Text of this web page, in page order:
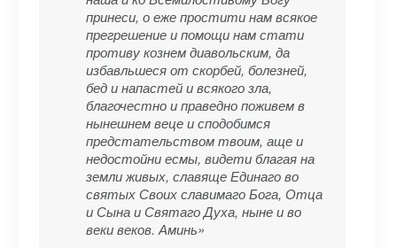
принеси, о еже простити нам всякое
прегрешение и помощи нам стати
противу кознем диавольским, да
избавльшеся от скорбей, болезней,
бед и напастей и всякого зла,
благочестно и праведно поживем в
нынешнем веце и сподобимся
предстательством твоим, аще и
недостойни есмы, видети благая на
земли живых, славяще Единаго во
святых Своих славимаго Бога, Отца
и Сына и Святаго Духа, ныне и во
веки веков. Аминь»